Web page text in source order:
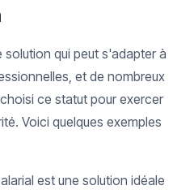
qui peut s'adapter à
et de nombreux
ce statut pour exercer
Voici quelques exemples
est une solution idéale